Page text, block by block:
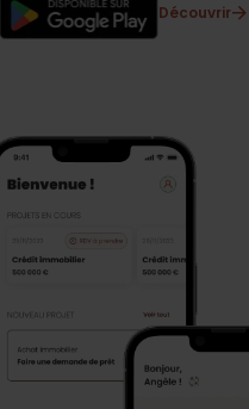
Découvrir